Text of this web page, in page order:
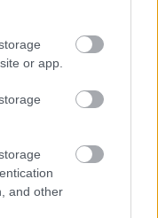
or app.
and other
kávézás
merészelte
az általános
aranyemberét
és túlhaladott női
Jókai regényéből…